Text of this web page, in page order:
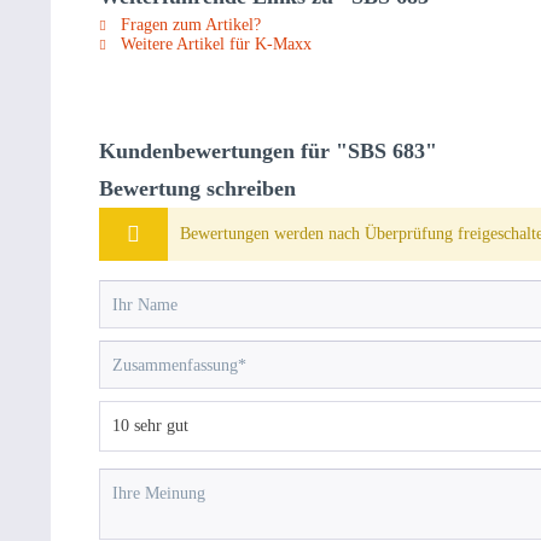
Fragen zum Artikel?
Weitere Artikel für K-Maxx
Kundenbewertungen für "SBS 683"
Bewertung schreiben
Bewertungen werden nach Überprüfung